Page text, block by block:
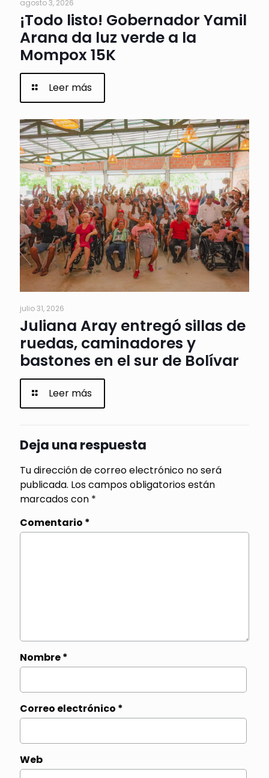
agosto 3, 2026
¡Todo listo! Gobernador Yamil
Arana da luz verde a la
Mompox 15K
Leer más
julio 31, 2026
Juliana Aray entregó sillas de
ruedas, caminadores y
bastones en el sur de Bolívar
Leer más
Deja una respuesta
Tu dirección de correo electrónico no será
publicada. Los campos obligatorios están
marcados con *
Comentario *
Nombre*
Correo electrónico *
Web